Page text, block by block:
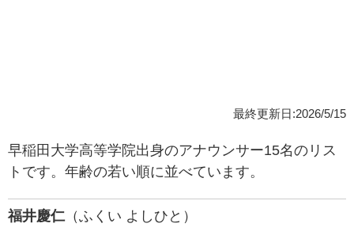
最終更新日:2026/5/15
早稲田大学高等学院出身のアナウンサー15名のリス
トです。年齢の若い順に並べています。
福井慶仁（ふくい よしひと）